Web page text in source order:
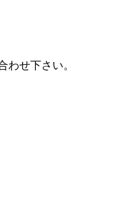
わせ下さい。